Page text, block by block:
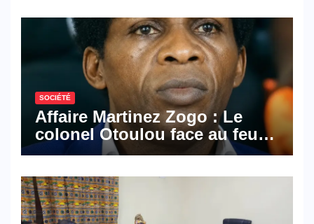
SOCIÉTÉ
Affaire Martinez Zogo : Le
colonel Otoulou face au feu
croisé des avocats de la